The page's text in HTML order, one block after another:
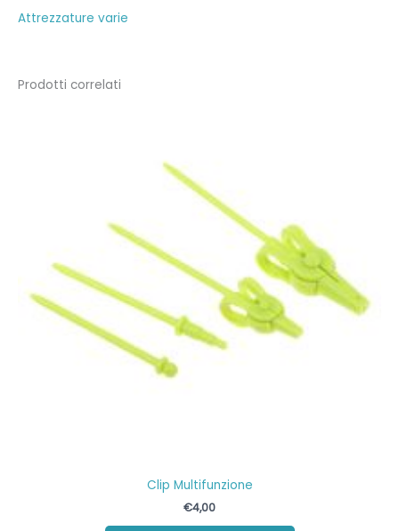
Attrezzature varie
Prodotti correlati
Clip Multifunzione
€4,00